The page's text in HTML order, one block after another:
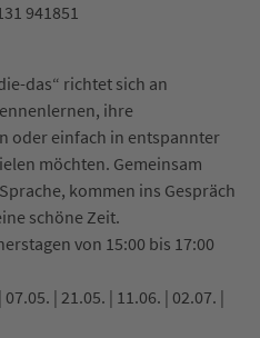
941851
das“ richtet sich an
ihre
oder einfach in entspannter
möchten. Gemeinsam
kommen ins Gespräch
schöne Zeit.
von 15:00 bis 17:00
07.05. | 21.05. | 11.06. | 02.07. |